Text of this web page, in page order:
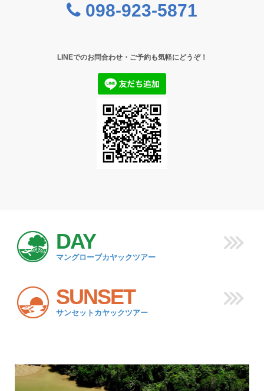
098-923-5871
LINEでのお問合わせ・ご予約も気軽にどうぞ！
DAY
マングローブカヤックツアー
SUNSET
サンセットカヤックツアー